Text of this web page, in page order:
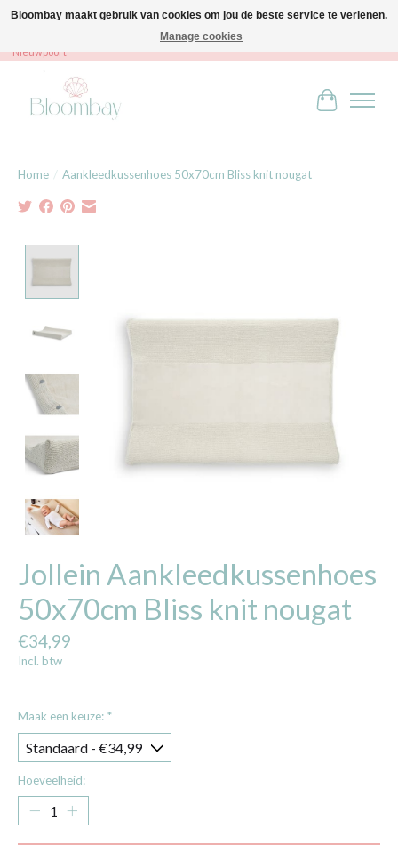
Bloombay - Babies & Kids - Bali home & interior - Robert Orlentpromenade 9A -
Nieuwpoort
Home / Aankleedkussenhoes 50x70cm Bliss knit nougat
Jollein Aankleedkussenhoes
50x70cm Bliss knit nougat
€34,99
Incl. btw
Maak een keuze: *
Hoeveelheid:
Bloombay maakt gebruik van cookies om jou de beste service te verlenen.
Manage cookies